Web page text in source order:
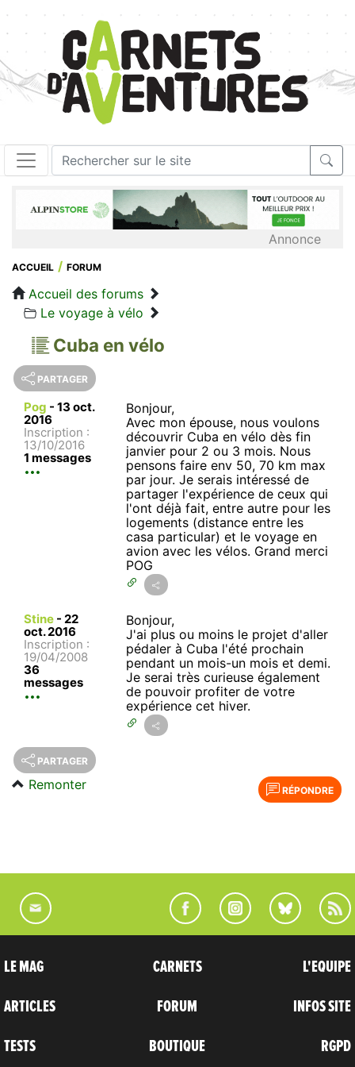
Annonce
ACCUEIL FORUM
Accueil des forums
Le voyage à vélo
Cuba en vélo
PARTAGER
Pog - 13 oct.
2016
Inscription :
13/10/2016
1 messages
Bonjour,
Avec mon épouse, nous voulons
découvrir Cuba en vélo dès fin
janvier pour 2 ou 3 mois. Nous
pensons faire env 50, 70 km max
par jour. Je serais intéressé de
partager l'expérience de ceux qui
l'ont déjà fait, entre autre pour les
logements (distance entre les
casa particular) et le voyage en
avion avec les vélos. Grand merci
POG
Stine - 22
oct. 2016
Inscription :
19/04/2008
36
messages
Bonjour,
J'ai plus ou moins le projet d'aller
pédaler à Cuba l'été prochain
pendant un mois-un mois et demi.
Je serai très curieuse également
de pouvoir profiter de votre
expérience cet hiver.
PARTAGER
RÉPONDRE
Remonter
LE MAG
ARTICLES
TESTS
CARNETS
FORUM
BOUTIQUE
L'EQUIPE
INFOS SITE
RGPD